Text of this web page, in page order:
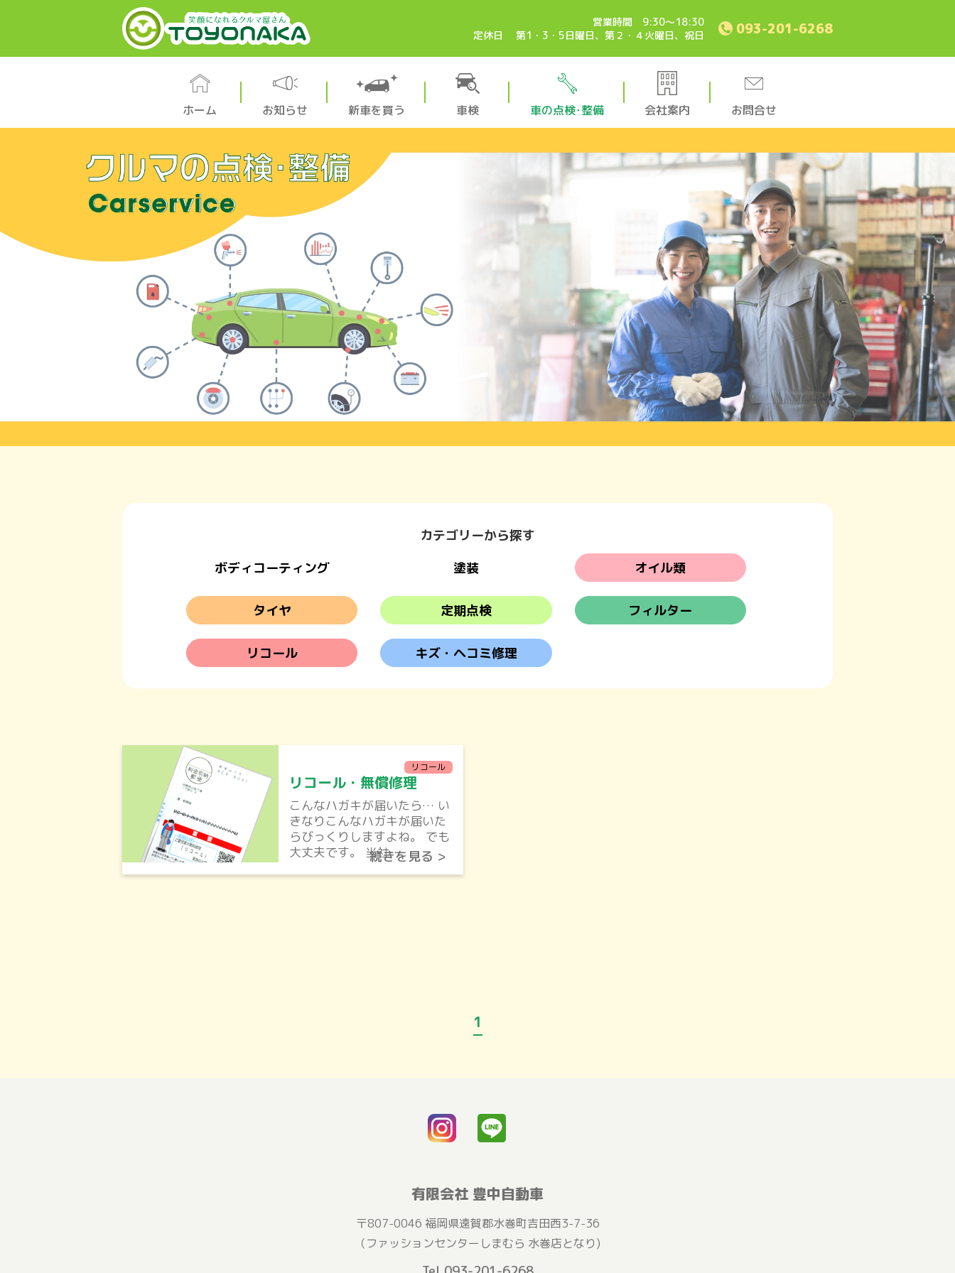
営業時間 9:30〜18:30
定休日 第1・3・5日曜日、第２・４火曜日、祝日
093-201-6268
ホーム お知らせ 新車を買う 車検 車の点検･整備 会社案内 お問合せ
カテゴリーから探す
ボディコーティング
塗装 オイル類
タイヤ 定期点検 フィルター
リコール キズ・ヘコミ修理
リコール
リコール・無償修理
こんなハガキが届いたら… い
きなりこんなハガキが届いた
らびっくりしますよね。 でも
大丈夫です。 当社…続きを見る >
1
有限会社 豊中自動車
〒807-0046 福岡県遠賀郡水巻町吉田西3-7-36
（ファッションセンターしまむら 水巻店となり)